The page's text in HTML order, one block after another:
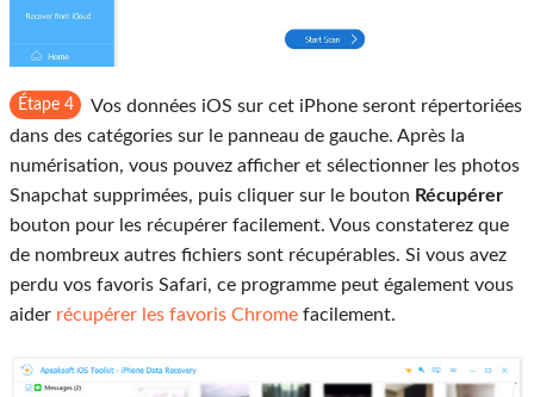
Étape 4
Vos données iOS sur cet iPhone seront répertoriées
dans des catégories sur le panneau de gauche. Après la
numérisation, vous pouvez afficher et sélectionner les photos
Snapchat supprimées, puis cliquer sur le bouton Récupérer
bouton pour les récupérer facilement. Vous constaterez que
de nombreux autres fichiers sont récupérables. Si vous avez
perdu vos favoris Safari, ce programme peut également vous
aider récupérer les favoris Chrome facilement.